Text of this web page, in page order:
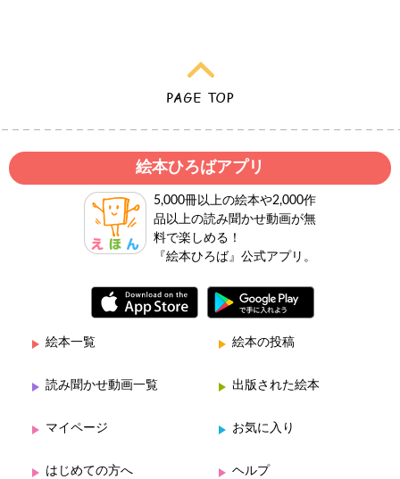
絵本ひろばアプリ
5,000冊以上の絵本や2,000作
品以上の読み聞かせ動画が無
料で楽しめる！
『絵本ひろば』公式アプリ。
絵本一覧 絵本の投稿
読み聞かせ動画一覧 出版された絵本
マイページ お気に入り
はじめての方へ ヘルプ